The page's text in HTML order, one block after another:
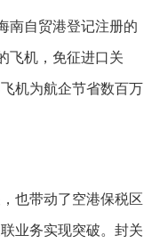
南自贸港登记注册的
飞机，免征进口关
机为航企节省数百万
也带动了空港保税区
业务实现突破。封关